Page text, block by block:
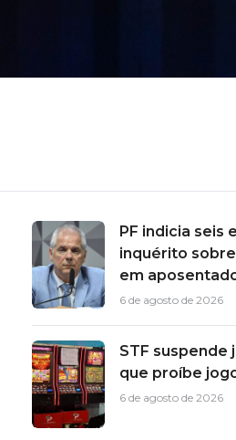
PF indicia seis
inquérito
em
6 de agosto de 2026
STF suspende
que proíbe
6 de agosto de 2026